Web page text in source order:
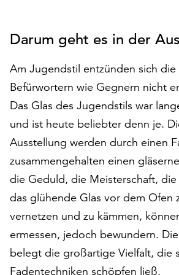
akzeptieren“,
alle
Cookies
akzeptieren.
Sie
können
Einverständnis
jederzeit
ändern
widerrufen.
Dafür
steht
Ihnen
Darum geht es in der
Am Jugendstil entzünden sich
Befürwortern wie Gegnern nicht
Das Glas des Jugendstils war
und ist heute beliebter denn je.
Ausstellung werden durch einen
zusammengehalten einen
die Geduld, die Meisterschaft,
das glühende Glas vor dem Ofen
vernetzen und zu kämmen,
ermessen, jedoch bewundern.
belegt die großartige Vielfalt, die
Fadentechniken schöpfen ließ.